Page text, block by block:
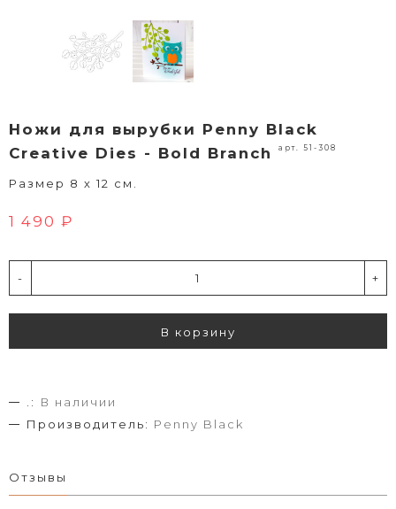
Ножи для вырубки Penny Black
Creative Dies - Bold Branch
арт. 51-308
Размер 8 х 12 см.
1 490 ₽
- +
В корзину
.:
В наличии
Производитель: Penny Black
Отзывы